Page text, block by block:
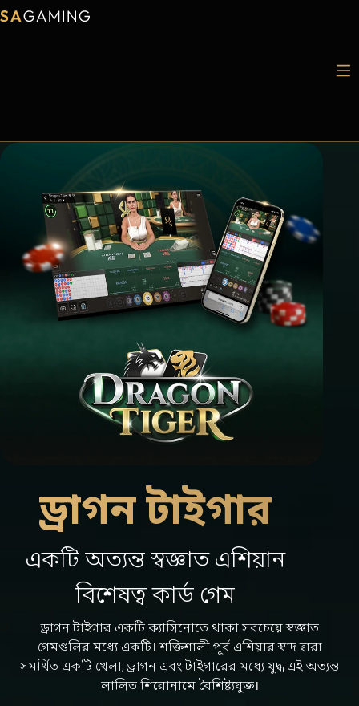
ড্রাগন টাইগার
একটি অত্যন্ত স্বজ্ঞাত এশিয়ান
বিশেষত্ব কার্ড গেম
ড্রাগন টাইগার একটি ক্যাসিনোতে থাকা সবচেয়ে স্বজ্ঞাত
গেমগুলির মধ্যে একটি। শক্তিশালী পূর্ব এশিয়ার স্বাদ দ্বারা
সমর্থিত একটি খেলা, ড্রাগন এবং টাইগারের মধ্যে যুদ্ধ এই অত্যন্ত
লালিত শিরোনামে বৈশিষ্ট্যযুক্ত।